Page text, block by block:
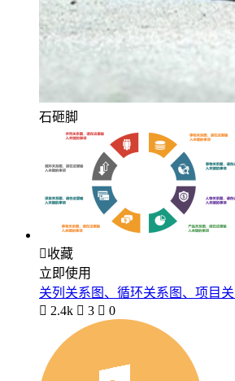
石砸脚
收藏
立即使用
关列关系图、循环关系图、项目
 2.4k  3  0